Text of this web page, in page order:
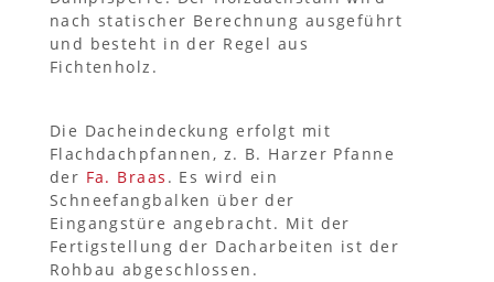
nach statischer Berechnung ausgeführt
und besteht in der Regel aus
Fichtenholz.
Die Dacheindeckung erfolgt mit
Flachdachpfannen, z. B. Harzer Pfanne
der Fa. Braas . Es wird ein
Schneefangbalken über der
Eingangstüre angebracht. Mit der
Fertigstellung der Dacharbeiten ist der
Rohbau abgeschlossen.